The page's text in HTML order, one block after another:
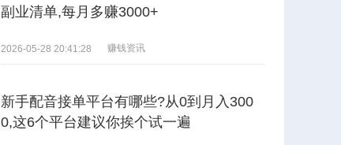
副业清单,每月多赚3000+
2026-05-28 20:41:28 赚钱资讯
新手配音接单平台有哪些?从0到月入300
0,这6个平台建议你挨个试一遍